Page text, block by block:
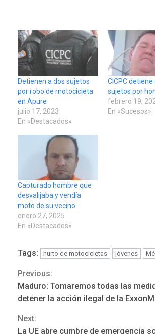
Detienen a dos sujetos
por robo de motocicleta
en Apure
julio 17, 2023
En «Destacados»
CICPC detiene
sujetos por
febrero 19,
En «Sucesos»
Capturado hombre que
desvalijaba y vendía
moto de su vecino
enero 27, 2025
En «Destacados»
Tags: hurto de motocicletas jóvenes
Continue
Reading
Previous:
Maduro: Tomaremos todas las
detener la acción ilegal de la
Next:
La UE abre cumbre de emergencia
3
personas con la
lentes